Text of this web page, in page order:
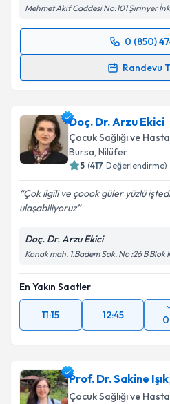
Mehmet Akif Caddesi No:101 Şirinyer
0 (850)
Randevu
Randevu Takvimi
almanız için bir takvim
bilgilendireceğiz.
E-posta Adresiniz
Metni'ni okudum ve
kapsamda işlenmesini
Takvim
Doç. Dr. Arzu Ekici
Çocuk Sağlığı ve
Bursa, Nilüfer
5 (417 Değerlendirme)
Çok ilgili ve çoook güler yüzlü
ulaşabiliyoruz
Doç. Dr. Arzu Ekici
Konak mah. 1.Badem Sok. No :26 B
En Yakın Saatler
11:15 12:45
Prof. Dr. Sakine Işık
Çocuk Sağlığı ve